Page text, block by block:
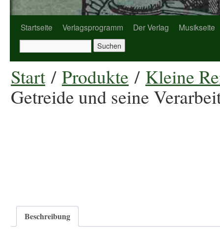
Startseite Verlagsprogramm Der Verlag Musikseite
Start/ Produkte / Kleine
Getreide und seine
Beschreibung